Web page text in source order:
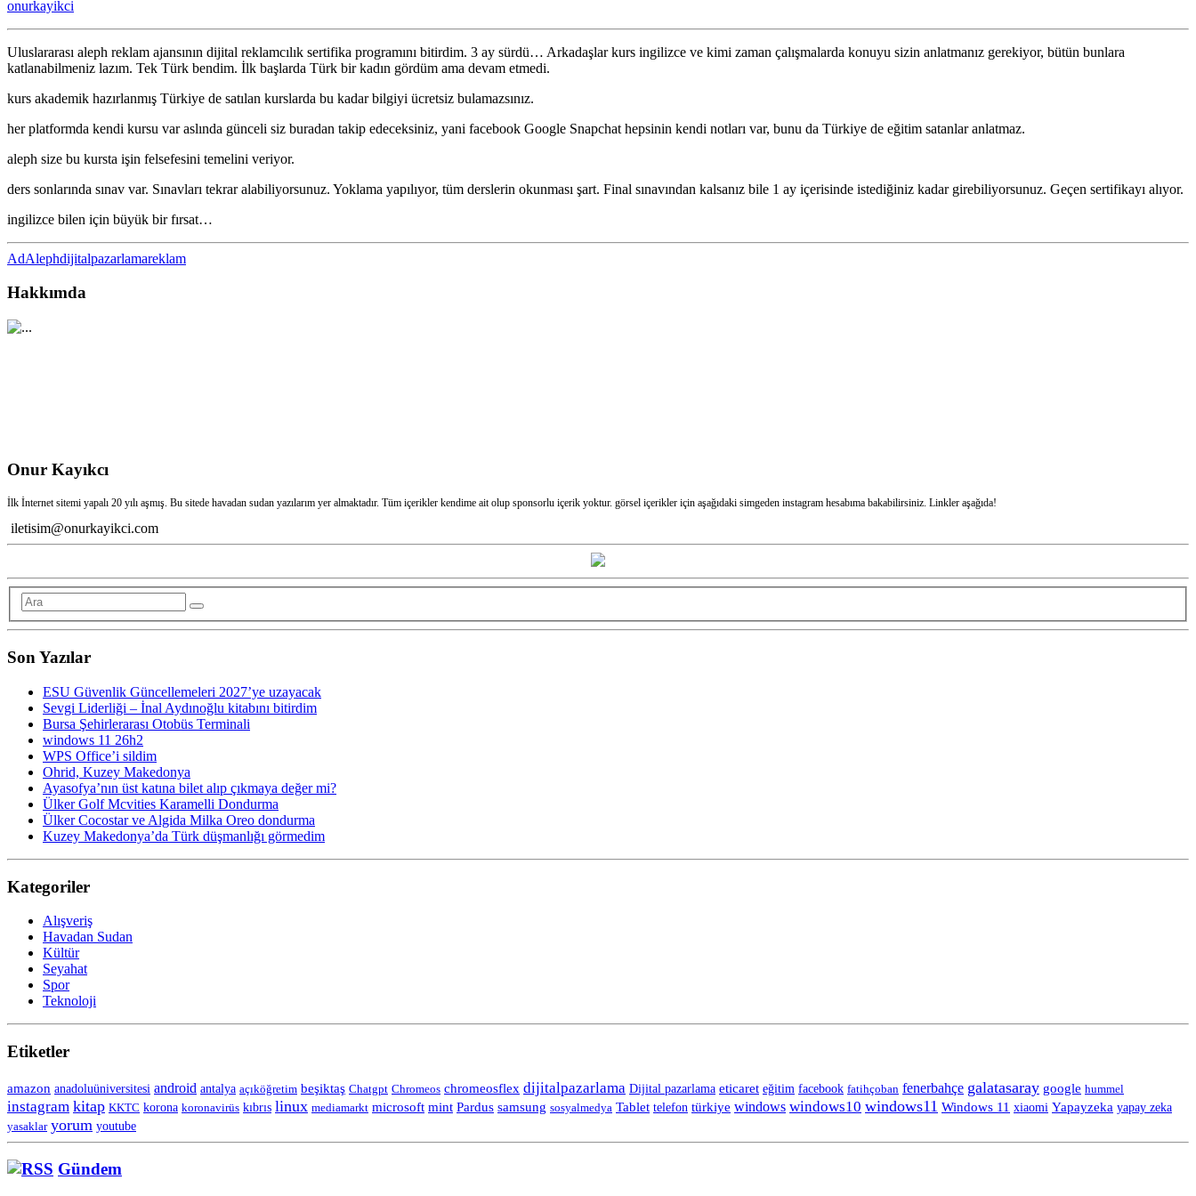
Expert
bitirdim
için
onurkayikci
Uluslararası aleph reklam ajansının dijital reklamcılık sertifika programını bitirdim. 3 ay sürdü… Arkadaşlar kurs ingilizce ve kimi zaman çalışmalarda konuyu sizin anlatmanız gerekiyor, bütün bunlara
katlanabilmeniz lazım. Tek Türk bendim. İlk başlarda Türk bir kadın gördüm ama devam etmedi.
kurs akademik hazırlanmış Türkiye de satılan kurslarda bu kadar bilgiyi ücretsiz bulamazsınız.
her platformda kendi kursu var aslında günceli siz buradan takip edeceksiniz, yani facebook Google Snapchat hepsinin kendi notları var, bunu da Türkiye de eğitim satanlar anlatmaz.
aleph size bu kursta işin felsefesini temelini veriyor.
ders sonlarında sınav var. Sınavları tekrar alabiliyorsunuz. Yoklama yapılıyor, tüm derslerin okunması şart. Final sınavından kalsanız bile 1 ay içerisinde istediğiniz kadar girebiliyorsunuz. Geçen sertifikayı alıyor.
ingilizce bilen için büyük bir fırsat…
AdAlephdijitalpazarlamareklam
Hakkımda
Onur Kayıkcı
İlk İnternet sitemi yapalı 20 yılı aşmış. Bu sitede havadan sudan yazılarım yer almaktadır. Tüm içerikler kendime ait olup sponsorlu içerik yoktur. görsel içerikler için aşağıdaki simgeden instagram hesabıma bakabilirsiniz. Linkler aşağıda!
iletisim@onurkayikci.com
Son Yazılar
ESU Güvenlik Güncellemeleri 2027’ye uzayacak
Sevgi Liderliği – İnal Aydınoğlu kitabını bitirdim
Bursa Şehirlerarası Otobüs Terminali
windows 11 26h2
WPS Office’i sildim
Ohrid, Kuzey Makedonya
Ayasofya’nın üst katına bilet alıp çıkmaya değer mi?
Ülker Golf Mcvities Karamelli Dondurma
Ülker Cocostar ve Algida Milka Oreo dondurma
Kuzey Makedonya’da Türk düşmanlığı görmedim
Kategoriler
Alışveriş
Havadan Sudan
Kültür
Seyahat
Spor
Teknoloji
Etiketler
amazon anadoluüniversitesi android antalya açıköğretim beşiktaş Chatgpt Chromeos chromeosflex dijitalpazarlama Dijital pazarlama eticaret eğitim facebook fatihçoban fenerbahçe galatasaray google hummel
instagram kitap KKTC korona koronavirüs kıbrıs linux mediamarkt microsoft mint Pardus samsung sosyalmedya Tablet telefon türkiye windows windows10 windows11 Windows 11 xiaomi Yapayzeka yapay zeka
yasaklar yorum youtube
Gündem